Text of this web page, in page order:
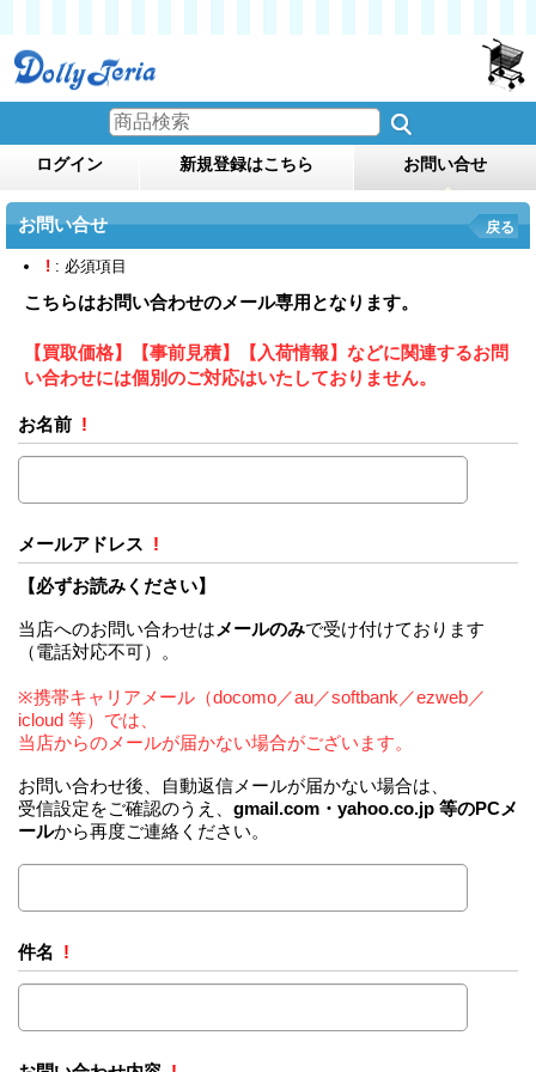
ログイン 新規登録はこちら お問い合せ
お問い合せ 戻る
! : 必須項目
こちらはお問い合わせのメール専用となります。
【買取価格】【事前見積】【入荷情報】などに関連するお問
い合わせには個別のご対応はいたしておりません。
お名前 !
メールアドレス !
【必ずお読みください】
当店へのお問い合わせは メールのみで受け付けております
（電話対応不可）。
※携帯キャリアメール（docomo／au／softbank／ezweb／
icloud 等）では、
当店からのメールが届かない場合がございます。
お問い合わせ後、自動返信メールが届かない場合は、
受信設定をご確認のうえ、 gmail.com・yahoo.co.jp 等のPCメ
ールから再度ご連絡ください。
件名 !